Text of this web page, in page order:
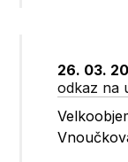
26. 03.
odkaz na